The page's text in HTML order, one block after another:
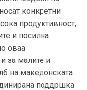
конкретни
продуктивност,
и посилна
оваа
за малите и
на македонската
поддршка